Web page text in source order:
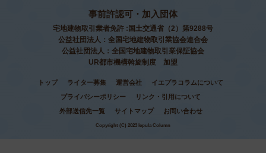
事前許認可・加入団体
宅地建物取引業者免許 :国土交通省（2）第9288号
公益社団法人：全国宅地建物取引業協会連合会
公益社団法人：全国宅地建物取引業保証協会
UR都市機構斡旋制度 加盟
トップ ライター募集 運営会社
イエプラコラムについて
プライバシーポリシー
リンク・引用について
外部送信先一覧
サイトマップ お問い合わせ
Copyright (C) 2023 Iepula Column